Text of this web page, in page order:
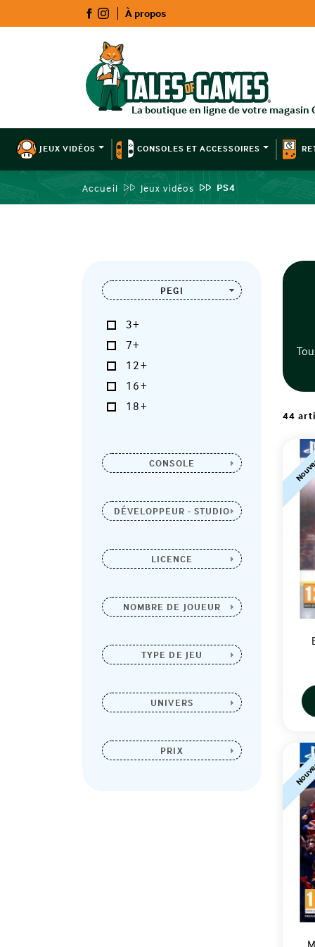
À propos
JEUX VIDÉOS CONSOLES ET ACCESSOIRES
Accueil Jeux vidéos PS4
PEGI
3+
7+
12+
16+
18+
CONSOLE
DÉVELOPPEUR - STUDIO
LICENCE
NOMBRE DE JOUEUR
TYPE DE JEU
UNIVERS
PRIX
44